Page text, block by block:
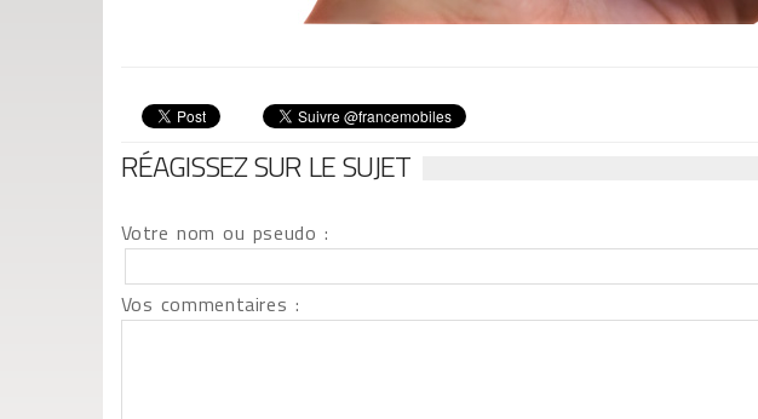
RÉAGISSEZ SUR LE SUJET
Votre nom ou pseudo :
Vos commentaires :